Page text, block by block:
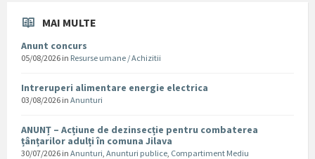
MAI MULTE
Anunt concurs
05/08/2026 in Resurse umane / Achizitii
Intreruperi alimentare energie electrica
03/08/2026 in Anunturi
ANUNȚ – Acțiune de dezinsecție pentru combaterea
țânțarilor adulți în comuna Jilava
30/07/2026 in Anunturi, Anunturi publice, Compartiment Mediu